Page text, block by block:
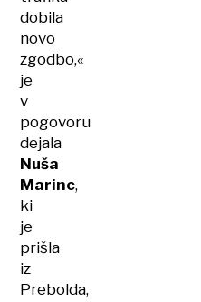
dobila
novo
zgodbo,«
je
v
pogovoru
dejala
Nuša
Marinc,
ki
je
prišla
iz
Prebolda,